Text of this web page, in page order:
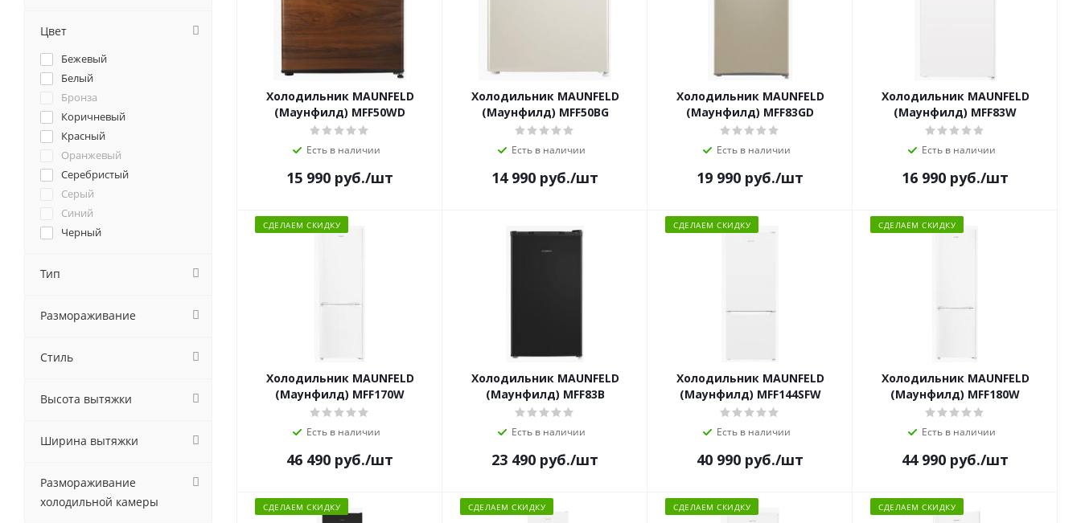
Холодильник MAUNFELD
(Маунфилд) MFF50WD
Есть в наличии
15 990 руб./шт
Холодильник MAUNFELD
(Маунфилд) MFF50BG
Есть в наличии
14 990 руб./шт
Холодильник MAUNFELD
(Маунфилд) MFF83GD
Есть в наличии
19 990 руб./шт
Холодильник MAUNFELD
(Маунфилд) MFF83W
Есть в наличии
16 990 руб./шт
СДЕЛАЕМ СКИДКУ
Холодильник MAUNFELD
(Маунфилд) MFF170W
Есть в наличии
46 490 руб./шт
Холодильник MAUNFELD
(Маунфилд) MFF83B
Есть в наличии
23 490 руб./шт
СДЕЛАЕМ СКИДКУ
Холодильник MAUNFELD
(Маунфилд) MFF144SFW
Есть в наличии
40 990 руб./шт
СДЕЛАЕМ СКИДКУ
Холодильник MAUNFELD
(Маунфилд) MFF180W
Есть в наличии
44 990 руб./шт
СДЕЛАЕМ СКИДКУ СДЕЛАЕМ СКИДКУ СДЕЛАЕМ СКИДКУ СДЕЛАЕМ СКИДКУ
Kaiser
Kraft
Kuppersberg
Lex
Liebherr
MAUNFELD
NORDFROST
Pozis
Samsung
Scandilux
Schaub Lorenz
Zigmund-Shtain
Бирюса
Цвет
Бежевый
Белый
Бронза
Коричневый
Красный
Оранжевый
Серебристый
Серый
Синий
Черный
Тип
Размораживание
Стиль
Высота вытяжки
Ширина вытяжки
Размораживание
холодильной камеры